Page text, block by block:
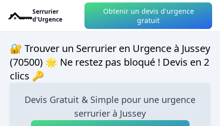
Serrurier
d'Urgence
Obtenir un devis d'urgence
gratuit
🔐 Trouver un Serrurier en Urgence à Jussey
(70500) 🌟 Ne restez pas bloqué ! Devis en 2
clics 🔑
Devis Gratuit & Simple pour une urgence
serrurier à Jussey